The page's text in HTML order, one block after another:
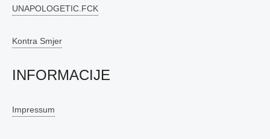
UNAPOLOGETIC.FCK
Kontra Smjer
INFORMACIJE
Impressum